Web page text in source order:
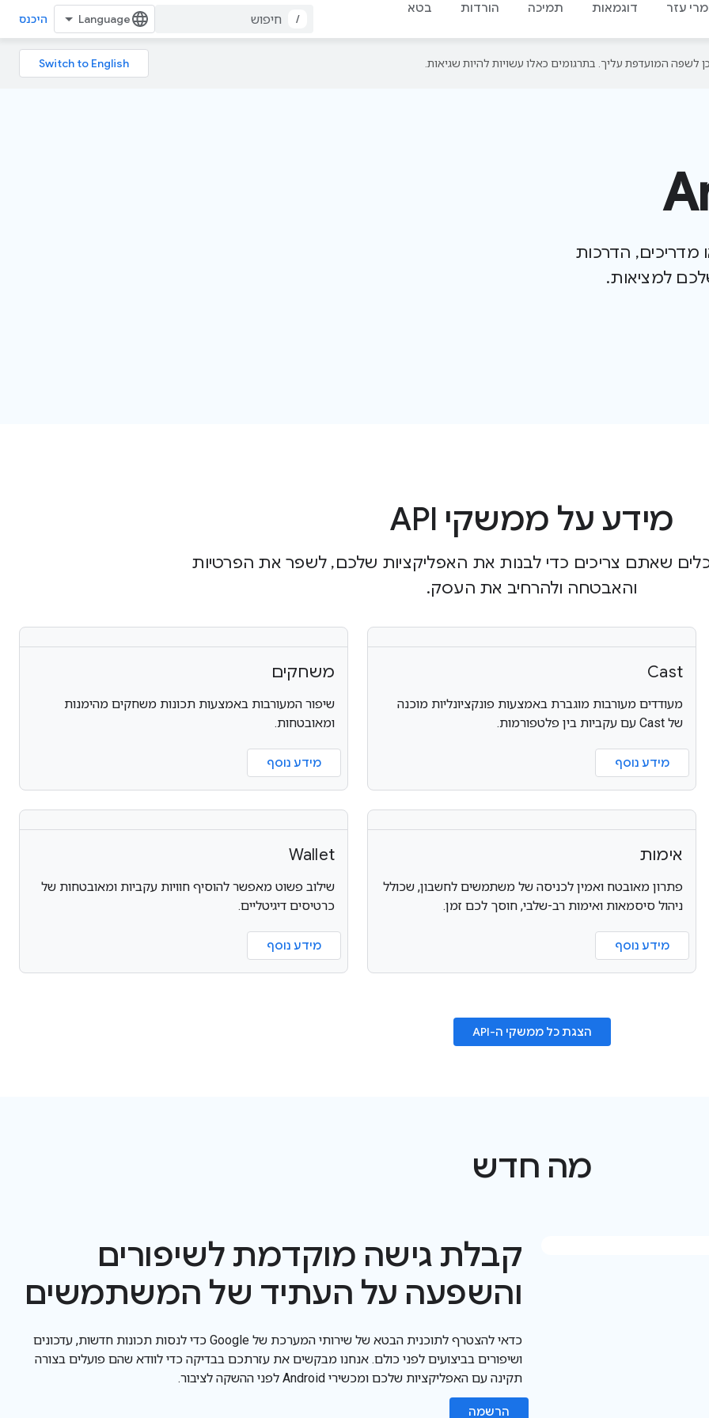
עזר דוגמאות תמיכה הורדות בטא
/ היכנס
מדריכים, הדרכות
מידע על ממשקי API
שאתם צריכים כדי לבנות את האפליקציות שלכם, לשפר את הפרטיות
והאבטחה ולהרחיב את העסק.
Cast
מעודדים מעורבות מוגברת באמצעות פונקציונליות מוכנה
של Cast עם עקביות בין פלטפורמות.
מידע נוסף
משחקים
שיפור המעורבות באמצעות תכונות משחקים מהימנות
ומאובטחות.
מידע נוסף
אימות
פתרון מאובטח ואמין לכניסה של משתמשים לחשבון, שכולל
ניהול סיסמאות ואימות רב-שלבי, חוסך לכם זמן.
מידע נוסף
Wallet
שילוב פשוט מאפשר להוסיף חוויות עקביות ומאובטחות של
כרטיסים דיגיטליים.
מידע נוסף
הצגת כל ממשקי ה-API
מה חדש
קבלת גישה מוקדמת לשיפורים
והשפעה על העתיד של המשתמשים
כדאי להצטרף לתוכנית הבטא של שירותי המערכת של Google כדי לנסות תכונות חדשות, עדכונים
ושיפורים בביצועים לפני כולם. אנחנו מבקשים את עזרתכם בבדיקה כדי לוודא שהם פועלים בצורה
תקינה עם האפליקציות שלכם ומכשירי Android לפני ההשקה לציבור.
הרשמה